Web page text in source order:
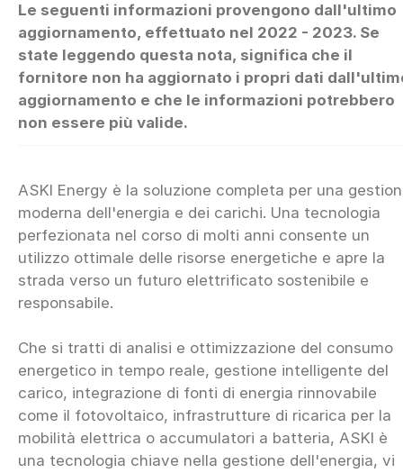
Le seguenti informazioni provengono dall'ultimo
aggiornamento, effettuato nel 2022 - 2023. Se
state leggendo questa nota, significa che il
fornitore non ha aggiornato i propri dati
aggiornamento e che le informazioni potrebbero
non essere più valide.
ASKI Energy è la soluzione completa per una
moderna dell'energia e dei carichi. Una tecnologia
perfezionata nel corso di molti anni consente un
utilizzo ottimale delle risorse energetiche e apre la
strada verso un futuro elettrificato sostenibile e
responsabile.
Che si tratti di analisi e ottimizzazione del consumo
energetico in tempo reale, gestione intelligente del
carico, integrazione di fonti di energia rinnovabile
come il fotovoltaico, infrastrutture di ricarica per la
mobilità elettrica o accumulatori a batteria, ASKI è
una tecnologia chiave nella gestione dell'energia, vi